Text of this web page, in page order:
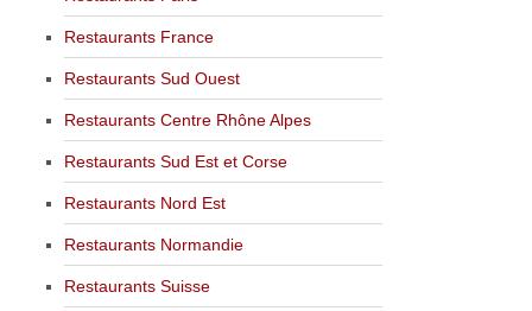
Restaurants France
Restaurants Sud Ouest
Restaurants Centre Rhône Alpes
Restaurants Sud Est et Corse
Restaurants Nord Est
Restaurants Normandie
Restaurants Suisse